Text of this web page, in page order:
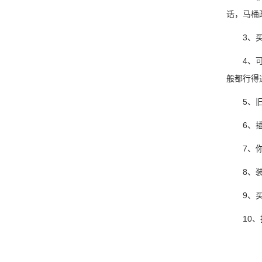
话，马桶
3、买
4、可
般都行得
5、旧
6、插
7、你
8、装
9、买
10、找